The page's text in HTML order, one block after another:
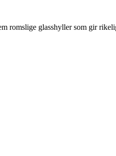
romslige glasshyller som gir